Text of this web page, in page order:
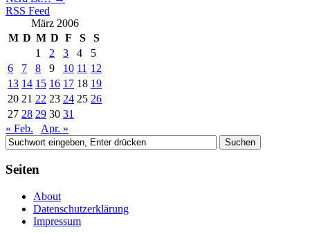
RSS Feed
März 2006
M D M D F S
S
1
2 3 4
5
6
7 8 9 10 11 12
13 14 15 16 17 18 19
20 21 22 23 24 25 26
27 28 29 30 31
« Feb.
Apr. »
Seiten
About
Datenschutzerklärung
Impressum